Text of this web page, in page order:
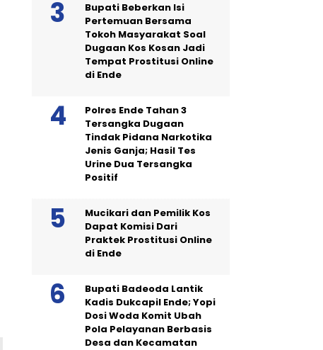
Bupati Beberkan Isi
Pertemuan Bersama
Tokoh Masyarakat Soal
Dugaan Kos Kosan Jadi
Tempat Prostitusi Online
di Ende
Polres Ende Tahan 3
Tersangka Dugaan
Tindak Pidana Narkotika
Jenis Ganja; Hasil Tes
Urine Dua Tersangka
Positif
Mucikari dan Pemilik Kos
Dapat Komisi Dari
Praktek Prostitusi Online
di Ende
Bupati Badeoda Lantik
Kadis Dukcapil Ende; Yopi
Dosi Woda Komit Ubah
Pola Pelayanan Berbasis
Desa dan Kecamatan